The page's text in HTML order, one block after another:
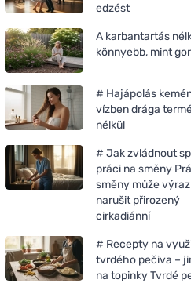
edzést
A karbantartás
könnyebb, mint
# Hajápolás
vízben drága
nélkül
# Jak zvládnout
práci na směny
směny může
narušit přirozený
cirkadiánní
# Recepty na
tvrdého pečiva –
na topinky Tvrdé